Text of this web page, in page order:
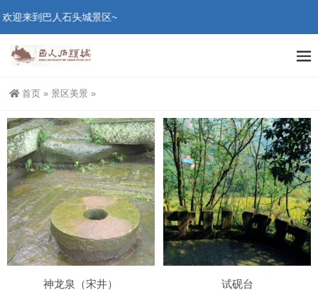
迎来到巴人石头城景区~
首页 » 景区美景 »
神龙泉（宋井） 试砚台